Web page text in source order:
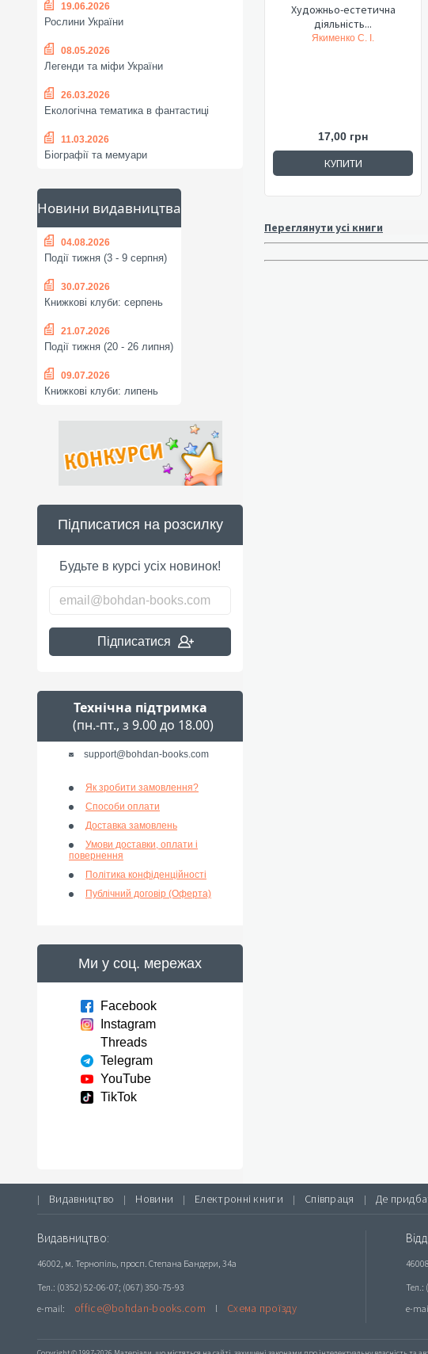
19.06.2026
Рослини України
08.05.2026
Легенди та міфи України
26.03.2026
Екологічна тематика в фантастиці
11.03.2026
Біографії та мемуари
Новини видавництва
04.08.2026
Події тижня (3 - 9 серпня)
30.07.2026
Книжкові клуби: серпень
21.07.2026
Події тижня (20 - 26 липня)
09.07.2026
Книжкові клуби: липень
Підписатися на розсилку
Будьте в курсі усіх новинок!
Підписатися
Технічна підтримка
(пн.-пт., з 9.00 до 18.00)
support@bohdan-books.com
Як зробити замовлення?
Способи оплати
Доставка замовлень
Умови доставки, оплати і
повернення
Політика конфіденційності
Публічний договір (Оферта)
Ми у соц. мережах
Facebook
Instagram
Threads
Telegram
YouTube
TikTok
Художньо-естетична
діяльність...
Якименко С. І.
17,00 грн
КУПИТИ
Переглянути усі книги
| Видавництво | Новини | Електронні книги | Співпраця | Де
Видавництво:
46002, м. Тернопіль, просп. Степана Бандери, 34а
Тел.: (0352) 52-06-07; (067) 350-75-93
e-mail:
office@bohdan-books.com l Схема проїзду
Тел.:
e-